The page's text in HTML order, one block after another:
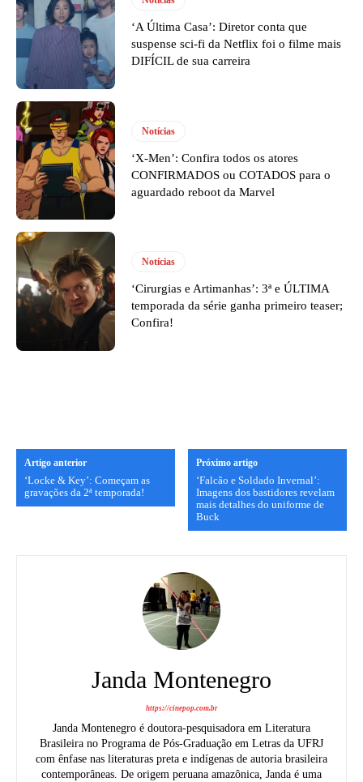
‘A Última Casa’: Diretor conta que
suspense sci-fi da Netflix foi o filme mais
DIFÍCIL de sua carreira
Notícias
‘X-Men’: Confira todos os atores
CONFIRMADOS ou COTADOS para o
aguardado reboot da Marvel
Notícias
‘Cirurgias e Artimanhas’: 3ª e ÚLTIMA
temporada da série ganha primeiro teaser;
Confira!
Artigo anterior
‘Locke & Key’: Começam as
gravações da 2ª temporada!
Próximo artigo
‘Falcão e Soldado Invernal’:
Imagens dos bastidores revelam
mais detalhes do uniforme de
Buck
Janda Montenegro
https://cinepop.com.br
Janda Montenegro é doutora-pesquisadora em Literatura
Brasileira no Programa de Pós-Graduação em Letras da UFRJ
com ênfase nas literaturas preta e indígenas de autoria brasileira
contemporâneas. De origem peruana amazônica, Janda é uma